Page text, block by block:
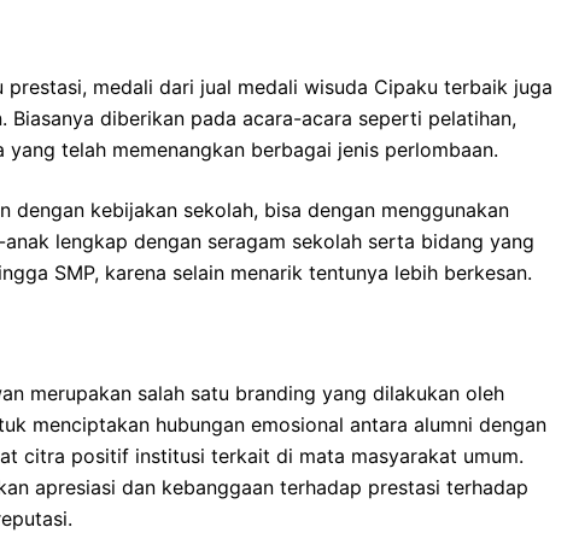
prestasi, medali dari jual medali wisuda Cipaku terbaik juga
Biasanya diberikan pada acara-acara seperti pelatihan,
telah memenangkan berbagai jenis perlombaan.
dengan kebijakan sekolah, bisa dengan menggunakan
lengkap dengan seragam sekolah serta bidang yang
SMP, karena selain menarik tentunya lebih berkesan.
merupakan salah satu branding yang dilakukan oleh
menciptakan hubungan emosional antara alumni dengan
citra positif institusi terkait di mata masyarakat umum.
apresiasi dan kebanggaan terhadap prestasi terhadap